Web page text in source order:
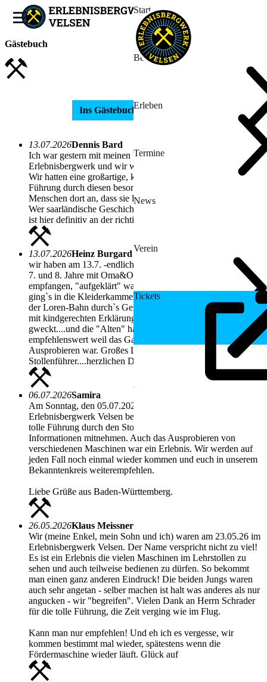
Start
Bergwerk
Erleben
Termine
News
Verein
Tickets
Gästebuch
Ins Gästebuch schreiben
13.07.2026Dennis Bard
Ich war gestern mit meinen beiden Jungs zu Gast im
Erlebnisbergwerk und wir waren alle drei begeistert!
Wir hatten eine großartige, kurzweilige und sehr lehrreiche
Führung durch diesen besonderen Ort. Man merkt den
Menschen dort an, dass sie lieben, was sie tun.
Wer saarländische Geschichte zum Anfassen erleben will, der
ist hier definitiv an der richtigen Adresse!
13.07.2026Heinz Burgard
wir haben am 13.7. -endlich- das Bergwerk besucht 2Jungs
7. und 8. Jahre mit Oma&Opa ...freudlich wurden wir
empfangen, "aufgeklärt" was wir sehen werden und dann
ging`s in die Kleiderkammer zu Helm und Jacke....dann mit
der Loren-Bahn durch`s Gelände .....hinein ins Abenteuer,
mit kindgerechten Erklärungen war das Interesse der Kid`s
gweckt....und die "Alten" haben viel dazu gelernt! Absolut
empfehlenswert weil das Ganze auch echt zum Anfassen und
Ausprobieren war. Großes Lob an unseren geduldigen
Stollenführer....herzlichen Dank und weiterhin "Glück auf"
06.07.2026Samira
Am Sonntag, den 05.07.2026 durften wir zu viert das
Erlebnisbergwerk Velsen besuchen. Wir hatten eine super
tolle Führung durch den Stollen und konnten viele neue
Informationen mitnehmen. Auch das Ausprobieren von
verschiedenen Maschinen war ein Erlebnis. Wir werden auf
jeden Fall noch einmal wieder kommen und euch in unserem
Bekanntenkreis weiterempfehlen.
Liebe Grüße aus Baden-Württemberg.
26.05.2026Klaus Meissner
Wir (meine Enkel, mein Sohn und ich) waren am 23.05.26 im
Erlebnisbergwerk Velsen. Der Name verspricht nicht zu viel!
Es ist ein Erlebnis die vielen Maschinen im Lehrstollen zu
sehen und auch teilweise bedienen zu dürfen. So bekommt
man einen ganz anderen Eindruck! Die beiden Jungs waren
auch sehr angetan - selber machen ist halt was anderes als nur
angucken - wir "begreifen". Vielen Dank an Herrn Schrader
für die tolle Führung, die Zeit verging wie im Flug.
Kann man nur empfehlen! Und eh ich es vergesse, wir
kommen bestimmt mal wieder, spätestens wenn die
Fördermaschine wieder läuft. Glück auf